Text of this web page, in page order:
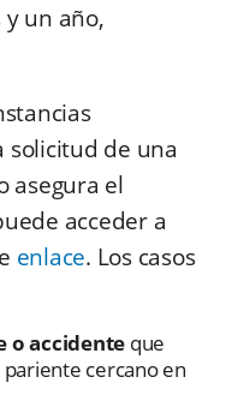
un año,
solicitud de una
asegura el
acceder a
enlace. Los casos
o accidente que
cercano en